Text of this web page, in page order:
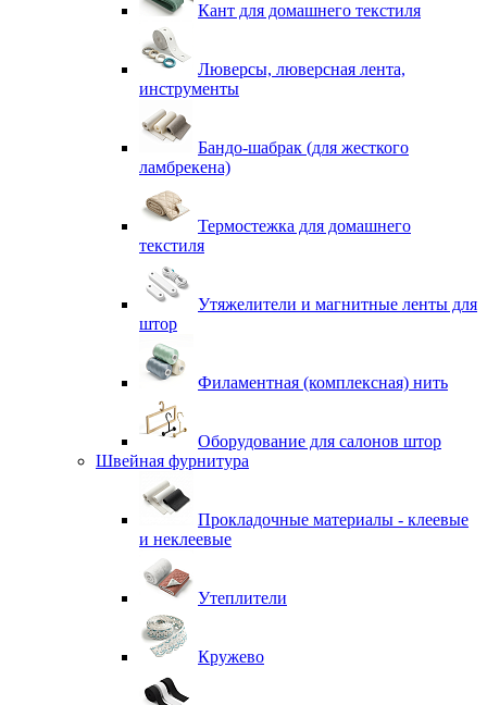
Кант для домашнего текстиля
Люверсы, люверсная лента,
инструменты
Бандо-шабрак (для жесткого
ламбрекена)
Термостежка для домашнего
текстиля
Утяжелители и магнитные ленты для
штор
Филаментная (комплексная) нить
Оборудование для салонов штор
Швейная фурнитура
Прокладочные материалы - клеевые
и неклеевые
Утеплители
Кружево